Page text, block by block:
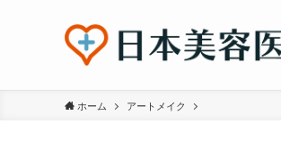
ホーム アートメイク